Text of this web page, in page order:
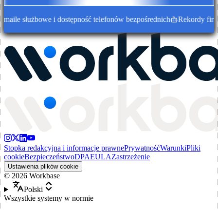
służbowe i dostępność telefonów bezpośrednich Rekordy firm
Stopka redakcyjna i informacje prawnePrywatnośćWarunkiPliki
cookieBezpieczeństwoDPAEULAZastrzeżenie
Ustawienia plików cookie
© 2026 Workbase
Polski
Wszystkie systemy w normie